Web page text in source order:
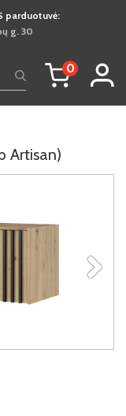
parduotuvė:
g. 30
0
Artisan)